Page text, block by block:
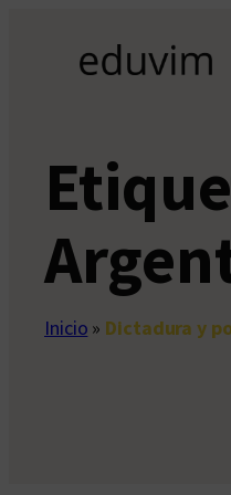
contenido
Inicio » Dictadura y